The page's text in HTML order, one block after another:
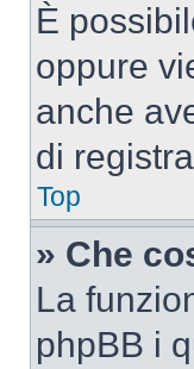
È
oppure
anche
di
Top
» Che
La
phpBB i